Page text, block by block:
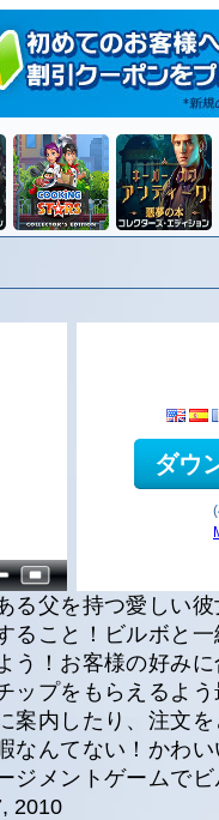
ダウ
る父を持つ愛しい
ること！ビルボと
う！お客様の好み
ップをもらえるよ
案内したり、注文
なんてない！かわ
ジメントゲームで
2010